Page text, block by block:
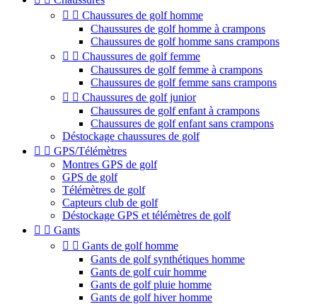
  Chaussures de golf homme
Chaussures de golf homme à crampons
Chaussures de golf homme sans crampons
  Chaussures de golf femme
Chaussures de golf femme à crampons
Chaussures de golf femme sans crampons
  Chaussures de golf junior
Chaussures de golf enfant à crampons
Chaussures de golf enfant sans crampons
Déstockage chaussures de golf
  GPS/Télémètres
Montres GPS de golf
GPS de golf
Télémètres de golf
Capteurs club de golf
Déstockage GPS et télémètres de golf
  Gants
  Gants de golf homme
Gants de golf synthétiques homme
Gants de golf cuir homme
Gants de golf pluie homme
Gants de golf hiver homme